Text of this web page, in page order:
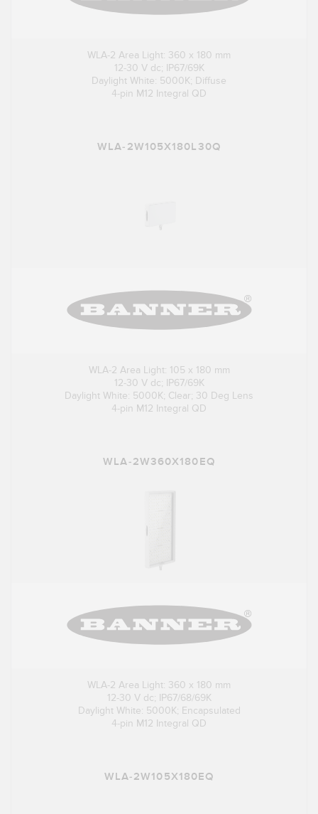
WLA-2 Area Light: 360 x 180 mm
12-30 V dc; IP67/69K
Daylight White: 5000K; Diffuse
4-pin M12 Integral QD
WLA-2W105X180L30Q
WLA-2 Area Light: 105 x 180 mm
12-30 V dc; IP67/69K
Daylight White: 5000K; Clear; 30 Deg Lens
4-pin M12 Integral QD
WLA-2W360X180EQ
WLA-2 Area Light: 360 x 180 mm
12-30 V dc; IP67/68/69K
Daylight White: 5000K; Encapsulated
4-pin M12 Integral QD
WLA-2W105X180EQ